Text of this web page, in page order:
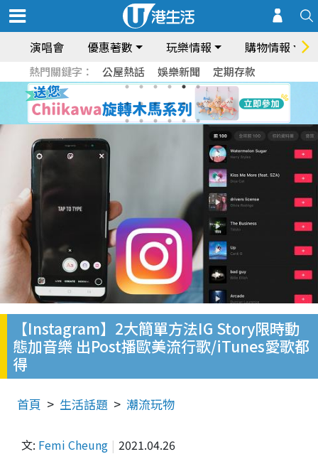
演唱會 優惠著數 玩樂情報 購物情報
熱門關鍵字： 公屋熱話 娛樂新聞 定期存款
【Instagram】2大簡單方法IG Story限時動
態加音樂 出Post播歐美流行歌/iTunes愛歌都
得
首頁 生活話題 潮流玩物
文: Femi Cheung 2021.04.26